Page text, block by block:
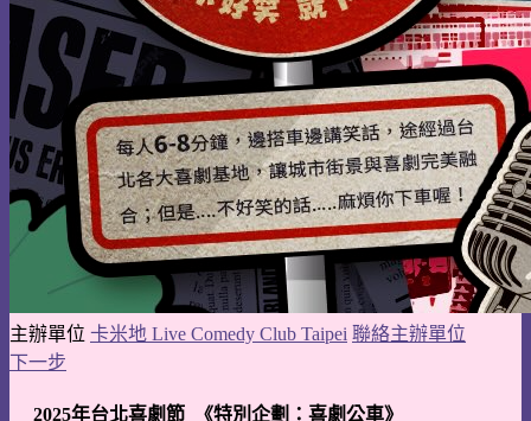
主辦單位 卡米地 Live Comedy Club Taipei 聯絡主辦單位
下一步
2025年台北喜劇節 《特別企劃：喜劇公車》